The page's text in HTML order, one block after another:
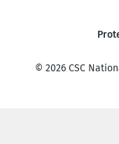
© 2026 CSC